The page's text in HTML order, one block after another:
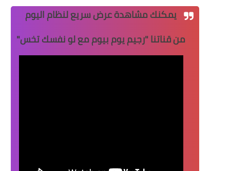
يمكنك مشاهدة عرض سريع لنظام اليوم
من قناتنا "رجيم يوم بيوم مع لو نفسك تخس"